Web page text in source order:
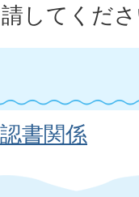
してくだ
書関係